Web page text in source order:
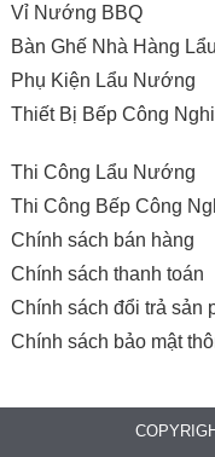
Vỉ Nướng BBQ
Bàn Ghế Nhà Hàng
Phụ Kiện Lẩu Nướng
Thiết Bị Bếp Công
Thi Công Lẩu Nướng
Thi Công Bếp Công
Chính sách bán hàng
Chính sách thanh toán
Chính sách đổi trả sản
Chính sách bảo mật